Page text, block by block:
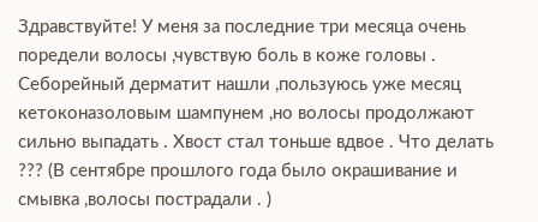
Здравствуйте! У меня за последние три месяца очень
поредели волосы ,чувствую боль в коже головы .
Себорейный дерматит нашли ,пользуюсь уже месяц
кетоконазоловым шампунем ,но волосы продолжают
сильно выпадать . Хвост стал тоньше вдвое . Что делать
??? (В сентябре прошлого года было окрашивание и
смывка ,волосы пострадали . )